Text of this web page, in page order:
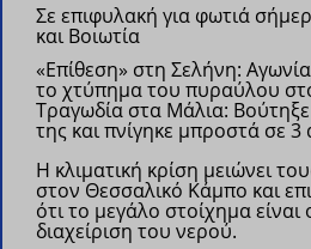
Σε επιφυλακή για φωτιά
και Βοιωτία
«Επίθεση» στη Σελήνη:
το χτύπημα του πυραύλου
Τραγωδία στα Μάλια:
της και πνίγηκε μπροστά σε 3
Η κλιματική κρίση μειώνει
στον Θεσσαλικό Κάμπο και
ότι το μεγάλο στοίχημα είναι
διαχείριση του νερού.